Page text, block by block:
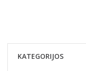
KATEGORIJOS